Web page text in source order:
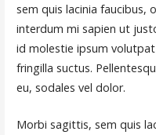
sem quis lacinia faucibus,
interdum mi sapien ut
id molestie ipsum
fringilla suctus.
eu, sodales vel dolor.
Morbi sagittis, sem quis